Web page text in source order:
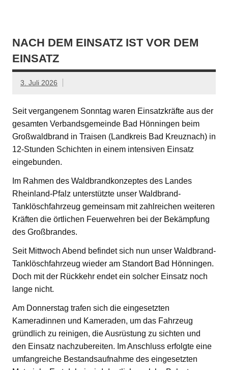
NACH DEM EINSATZ IST VOR DEM
EINSATZ
3. Juli 2026
Seit vergangenem Sonntag waren Einsatzkräfte aus der
gesamten Verbandsgemeinde Bad Hönningen beim
Großwaldbrand in Traisen (Landkreis Bad Kreuznach) in
12-Stunden Schichten in einem intensiven Einsatz
eingebunden.
Im Rahmen des Waldbrandkonzeptes des Landes
Rheinland-Pfalz unterstützte unser Waldbrand-
Tanklöschfahrzeug gemeinsam mit zahlreichen weiteren
Kräften die örtlichen Feuerwehren bei der Bekämpfung
des Großbrandes.
Seit Mittwoch Abend befindet sich nun unser Waldbrand-
Tanklöschfahrzeug wieder am Standort Bad Hönningen.
Doch mit der Rückkehr endet ein solcher Einsatz noch
lange nicht.
Am Donnerstag trafen sich die eingesetzten
Kameradinnen und Kameraden, um das Fahrzeug
gründlich zu reinigen, die Ausrüstung zu sichten und
den Einsatz nachzubereiten. Im Anschluss erfolgte eine
umfangreiche Bestandsaufnahme des eingesetzten